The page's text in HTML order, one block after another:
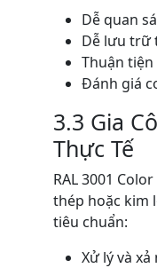
Dễ quan
Dễ lưu trữ
Thuận
Đánh giá
3.3 Gia
Thực Tế
RAL 3001
thép hoặc kim
tiêu chuẩn:
Xử lý và